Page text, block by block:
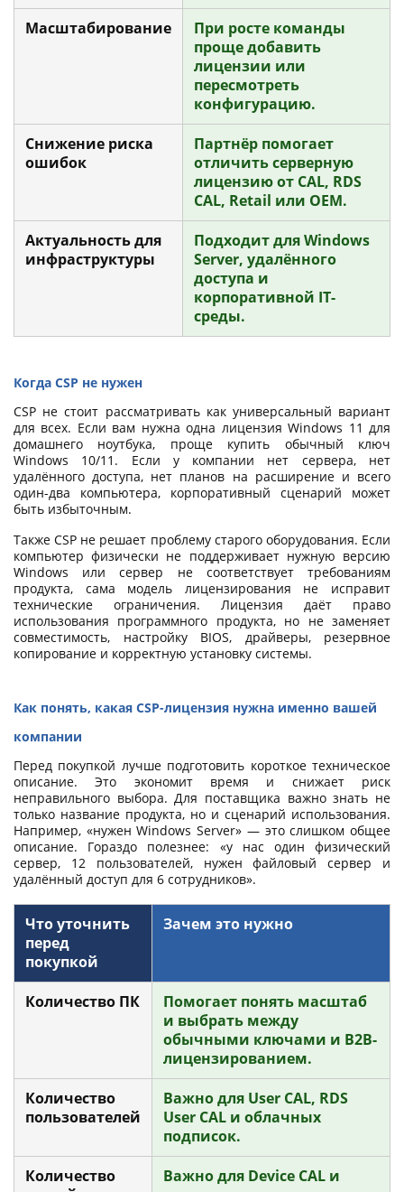
Масштабирование
При росте команды
проще добавить
лицензии или
пересмотреть
конфигурацию.
Снижение риска
ошибок
Партнёр помогает
отличить серверную
лицензию от CAL, RDS
CAL, Retail или OEM.
Актуальность для
инфраструктуры
Подходит для Windows
Server, удалённого
доступа и
корпоративной IT-
среды.
Когда CSP не нужен
CSP не стоит рассматривать как универсальный вариант
для всех. Если вам нужна одна лицензия Windows 11 для
домашнего ноутбука, проще купить обычный ключ
Windows 10/11. Если у компании нет сервера, нет
удалённого доступа, нет планов на расширение и всего
один-два компьютера, корпоративный сценарий может
быть избыточным.
Также CSP не решает проблему старого оборудования. Если
компьютер физически не поддерживает нужную версию
Windows или сервер не соответствует требованиям
продукта, сама модель лицензирования не исправит
технические ограничения. Лицензия даёт право
использования программного продукта, но не заменяет
совместимость, настройку BIOS, драйверы, резервное
копирование и корректную установку системы.
Как понять, какая CSP-лицензия нужна именно вашей
компании
Перед покупкой лучше подготовить короткое техническое
описание. Это экономит время и снижает риск
неправильного выбора. Для поставщика важно знать не
только название продукта, но и сценарий использования.
Например, «нужен Windows Server» — это слишком общее
описание. Гораздо полезнее: «у нас один физический
сервер, 12 пользователей, нужен файловый сервер и
удалённый доступ для 6 сотрудников».
Что уточнить
перед
покупкой
Зачем это нужно
Количество ПК
Помогает понять масштаб
и выбрать между
обычными ключами и B2B-
лицензированием.
Количество
пользователей
Важно для User CAL, RDS
User CAL и облачных
подписок.
Количество
Важно для Device CAL и